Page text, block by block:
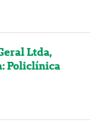
Ltda,
Policlínica